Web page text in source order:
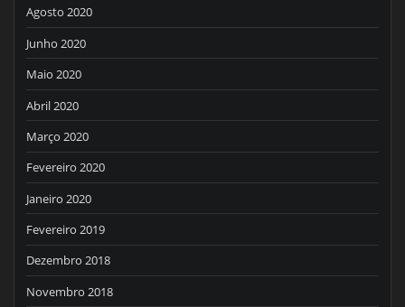
Agosto 2020
Junho 2020
Maio 2020
Abril 2020
Março 2020
Fevereiro 2020
Janeiro 2020
Fevereiro 2019
Dezembro 2018
Novembro 2018